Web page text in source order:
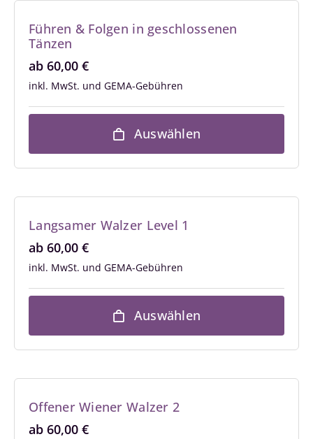
Führen & Folgen in geschlossenen
Tänzen
ab 60,00 €
inkl. MwSt.
Auswählen
Langsamer Walzer Level 1
ab 60,00 €
inkl. MwSt.
Auswählen
Offener Wiener Walzer 2
ab 60,00 €